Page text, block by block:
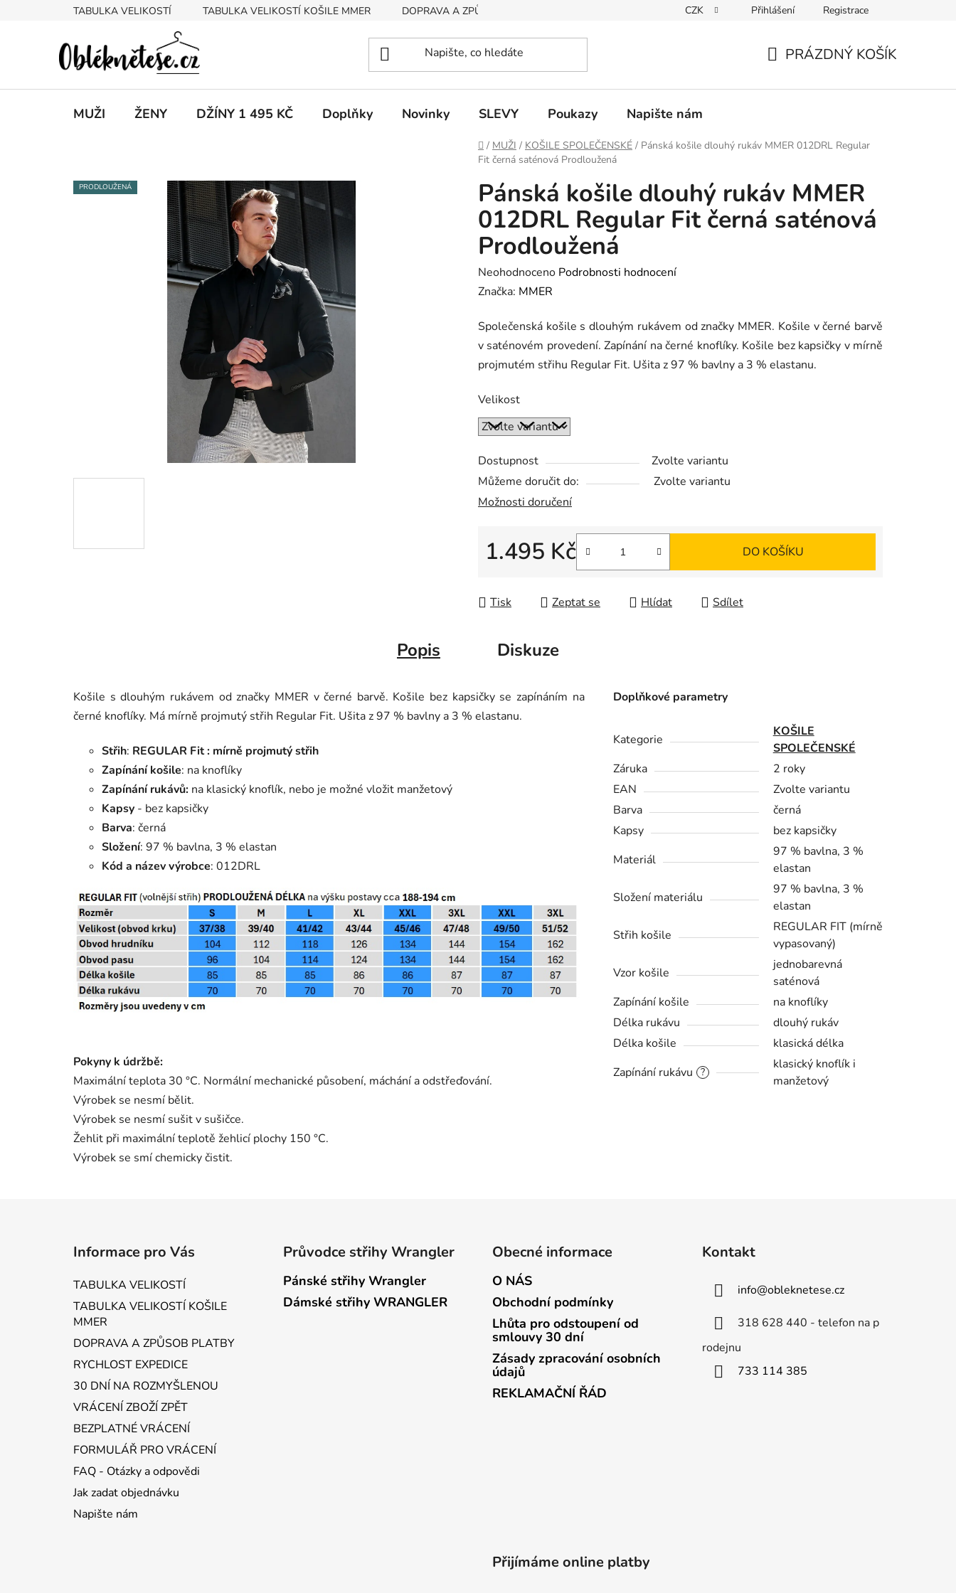
TABULKA VELIKOSTÍ TABULKA VELIKOSTÍ KOŠILE MMER DOPRAVA A ZPŮSOB PLATBY 30 DNÍ NA ROZMYŠLENOU VRÁCENÍ ZBOŽÍ
CZK Přihlášení Registrace
PRÁZDNÝ KOŠÍK
MUŽI ŽENY DŽÍNY 1 495 KČ Doplňky Novinky SLEVY Poukazy Napište nám
Domů
/ MUŽI / KOŠILE SPOLEČENSKÉ / Pánská košile dlouhý rukáv MMER 012DRL Regular
Fit černá saténová Prodloužená
Pánská košile dlouhý rukáv MMER
012DRL Regular Fit černá saténová
Prodloužená
Průměrné
hodnocení
je
0,0
z
hvězdiček.
Neohodnoceno Podrobnosti hodnocení
Značka: MMER
Společenská košile s dlouhým rukávem od značky MMER. Košile v černé barvě
v saténovém provedení. Zapínání na černé knoflíky. Košile bez kapsičky v mírně
projmutém střihu Regular Fit. Ušita z 97 % bavlny a 3 % elastanu.
Velikost
Dostupnost
Zvolte variantu
Můžeme doručit do:
Zvolte variantu
Možnosti doručení
1.495 Kč DO KOŠÍKU
Tisk Zeptat se Hlídat Sdílet
PRODLOUŽENÁ
Popis Diskuze
Košile s dlouhým rukávem od značky MMER v černé barvě. Košile bez kapsičky se zapínáním na
černé knoflíky. Má mírně projmutý střih Regular Fit. Ušita z 97 % bavlny a 3 % elastanu.
Střih: REGULAR Fit : mírně projmutý střih
Zapínání košile: na knoflíky
Zapínání rukávů: na klasický knoflík, nebo je možné vložit manžetový
Kapsy - bez kapsičky
Barva: černá
Složení: 97 % bavlna, 3 % elastan
Kód a název výrobce: 012DRL
Pokyny k údržbě:
Maximální teplota 30 °C. Normální mechanické působení, máchání a odstřeďování.
Výrobek se nesmí bělit.
Výrobek se nesmí sušit v sušičce.
Žehlit při maximální teplotě žehlicí plochy 150 °C.
Výrobek se smí chemicky čistit.
Doplňkové parametry
Kategorie
KOŠILE
SPOLEČENSKÉ
Záruka
2 roky
EAN
Zvolte variantu
Barva
černá
Kapsy
bez kapsičky
Materiál
97 % bavlna, 3 %
elastan
Složení materiálu
97 % bavlna, 3 %
elastan
Střih košile
REGULAR FIT (mírně
vypasovaný)
Vzor košile
jednobarevná
saténová
Zapínání košile
na knoflíky
Délka rukávu
dlouhý rukáv
Délka košile
klasická délka
?
Zapínání rukávu
klasický knoflík i
manžetový
Informace pro Vás
TABULKA VELIKOSTÍ
TABULKA VELIKOSTÍ KOŠILE
MMER
DOPRAVA A ZPŮSOB PLATBY
RYCHLOST EXPEDICE
30 DNÍ NA ROZMYŠLENOU
VRÁCENÍ ZBOŽÍ ZPĚT
BEZPLATNÉ VRÁCENÍ
FORMULÁŘ PRO VRÁCENÍ
FAQ - Otázky a odpovědi
Jak zadat objednávku
Napište nám
Průvodce střihy Wrangler
Pánské střihy Wrangler
Dámské střihy WRANGLER
Obecné informace
O NÁS
Obchodní podmínky
Lhůta pro odstoupení od
smlouvy 30 dní
Zásady zpracování osobních
údajů
REKLAMAČNÍ ŘÁD
Kontakt
info@obleknetese.cz
318 628 440 - telefon na p
rodejnu
733 114 385
Přijímáme online platby